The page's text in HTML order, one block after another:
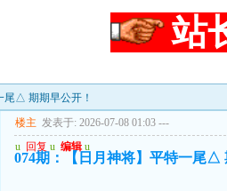
站
尾△ 期期早公开！
楼主 发表于: 2026-07-08 01:03 ---
u 回复 u 编辑 u
074期：【日月神将】平特一尾△